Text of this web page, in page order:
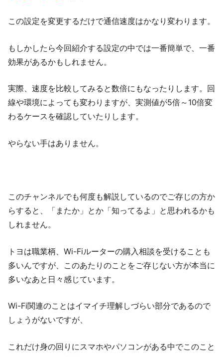
この設定を変更するだけで通信速度はかなり変わります。
もしかしたら今回紹介する設定の中では一番簡単で、一番
効果があるかもしれません。
実際、速度を比較してみると数倍にもなったりします。回
線や環境によっても変わりますが、実測値が5倍～10倍変
わるケースを確認していたりします。
やらない手はありません。
このチャンネルでも何度も解説しているのでご存じの方か
らすると、「またか」とか「知ってるよ」と思われるかも
しれません。
トヨは職業柄、Wi-Fiルーターの購入相談を受けることも
多いんですが、このあたりのことをご存じない方が本当に
多いなあと日々感じています。
Wi-Fi関連のことはイマイチ理解しづらい部分であるので
しょうがないですが、
これだけ身の回りにスマホやパソコンがある中でこのこと